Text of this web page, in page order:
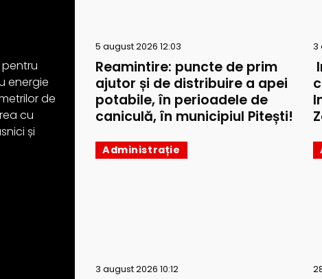
energie
de
cu
și
5 august 2026 12:03
Reamintire: puncte de prim
ajutor și de distribuire a apei
potabile, în perioadele de
caniculă, în municipiul Pitești!
3
Administrație
3 august 2026 10:12